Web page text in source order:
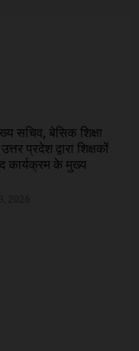
सचिव, बेसिक शिक्षा
प्रदेश द्वारा शिक्षकों
कार्यक्रम के मुख्य